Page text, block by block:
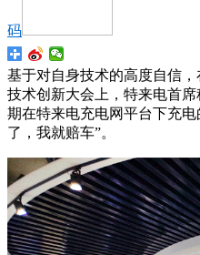
码
基于对自身技术的高度自信
技术创新大会上，特来电首
期在特来电充电网平台下充
了，我就赔车”。